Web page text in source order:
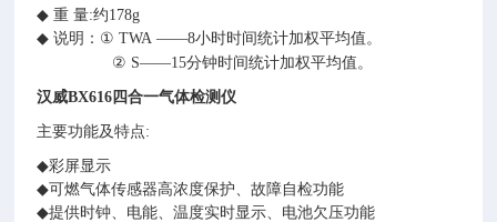
◆ 重 量:约178g
◆ 说明： ① TWA ——8小时时间统计加权平均值。
② S——15分钟时间统计加权平均值。
汉威BX616四合一气体检测仪
主要功能及特点:
◆彩屏显示
◆可燃气体传感器高浓度保护、故障自检功能
◆提供时钟、电能、温度实时显示、电池欠压功能